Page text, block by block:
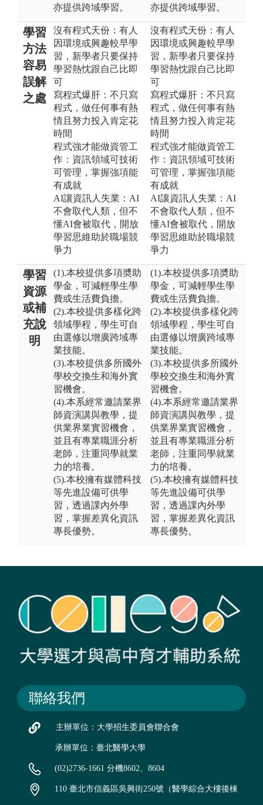
亦提供跨域學習。
亦提供跨域學習。
學習
方法
容易
誤解
之處
沒有程式天份：有人
因環境或興趣較早學
習，新學者只要保持
學習熱忱跟自己比即
可
寫程式爆肝：不只寫
程式，做任何事有熱
情且努力投入肯定花
時間
程式強才能做資管工
作：資訊領域可技術
可管理，掌握強項能
有成就
AI讓資訊人失業：AI
不會取代人類，但不
懂AI會被取代，開放
學習思維助於職場競
爭力
沒有程式天份：有人
因環境或興趣較早學
習，新學者只要保持
學習熱忱跟自己比即
可
寫程式爆肝：不只寫
程式，做任何事有熱
情且努力投入肯定花
時間
程式強才能做資管工
作：資訊領域可技術
可管理，掌握強項能
有成就
AI讓資訊人失業：AI
不會取代人類，但不
懂AI會被取代，開放
學習思維助於職場競
爭力
學習
資源
或補
充說
明
(1).本校提供多項奬助
學金，可減輕學生學
費或生活費負擔。
(2).本校提供多樣化跨
領域學程，學生可自
由選修以增廣跨域專
業技能。
(3).本校提供多所國外
學校交換生和海外實
習機會。
(4).本系經常邀請業界
師資演講與教學，提
供業界業實習機會，
並且有專業職涯分析
老師，注重同學就業
力的培養。
(5).本校擁有媒體科技
等先進設備可供學
習，透過課內外學
習，掌握差異化資訊
專長優勢。
(1).本校提供多項奬助
學金，可減輕學生學
費或生活費負擔。
(2).本校提供多樣化跨
領域學程，學生可自
由選修以增廣跨域專
業技能。
(3).本校提供多所國外
學校交換生和海外實
習機會。
(4).本系經常邀請業界
師資演講與教學，提
供業界業實習機會，
並且有專業職涯分析
老師，注重同學就業
力的培養。
(5).本校擁有媒體科技
等先進設備可供學
習，透過課內外學
習，掌握差異化資訊
專長優勢。
聯絡我們
主辦單位：大學招生委員會聯合會
承辦單位：臺北醫學大學
(02)2736-1661 分機8602、8604
110 臺北市信義區吳興街250號（醫學綜合大樓後棟